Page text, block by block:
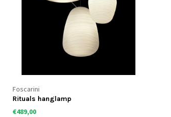
Foscarini
Spokes 1
€1.121,95